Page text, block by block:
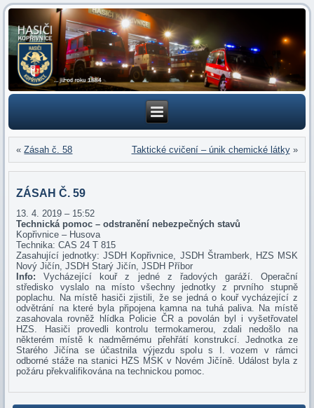
«Zásah č. 58 Taktické cvičení – únik chemické látky»
ZÁSAH Č. 59
13. 4. 2019 – 15:52
Technická pomoc – odstranění nebezpečných stavů
Kopřivnice – Husova
Technika: CAS 24 T 815
Zasahující jednotky: JSDH Kopřivnice, JSDH Štramberk, HZS MSK
Nový Jičín, JSDH Starý Jičín, JSDH Příbor
Info: Vycházející kouř z jedné z řadových garáží. Operační
středisko vyslalo na místo všechny jednotky z prvního stupně
poplachu. Na místě hasiči zjistili, že se jedná o kouř vycházející z
odvětrání na které byla připojena kamna na tuhá paliva. Na místě
zasahovala rovněž hlídka Policie ČR a povolán byl i vyšetřovatel
HZS. Hasiči provedli kontrolu termokamerou, zdali nedošlo na
některém místě k nadměrnému přehřátí konstrukcí. Jednotka ze
Starého Jičína se účastnila výjezdu spolu s I. vozem v rámci
odborné stáže na stanici HZS MSK v Novém Jičíně. Událost byla z
požáru překvalifikována na technickou pomoc.